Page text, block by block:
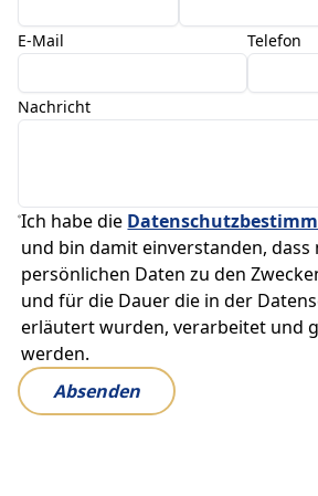
E-Mail Telefon
Nachricht
Ich habe die
und bin damit einverstanden, dass
persönlichen Daten zu den
und für die Dauer die in der
erläutert wurden, verarbeitet und
werden.
Absenden